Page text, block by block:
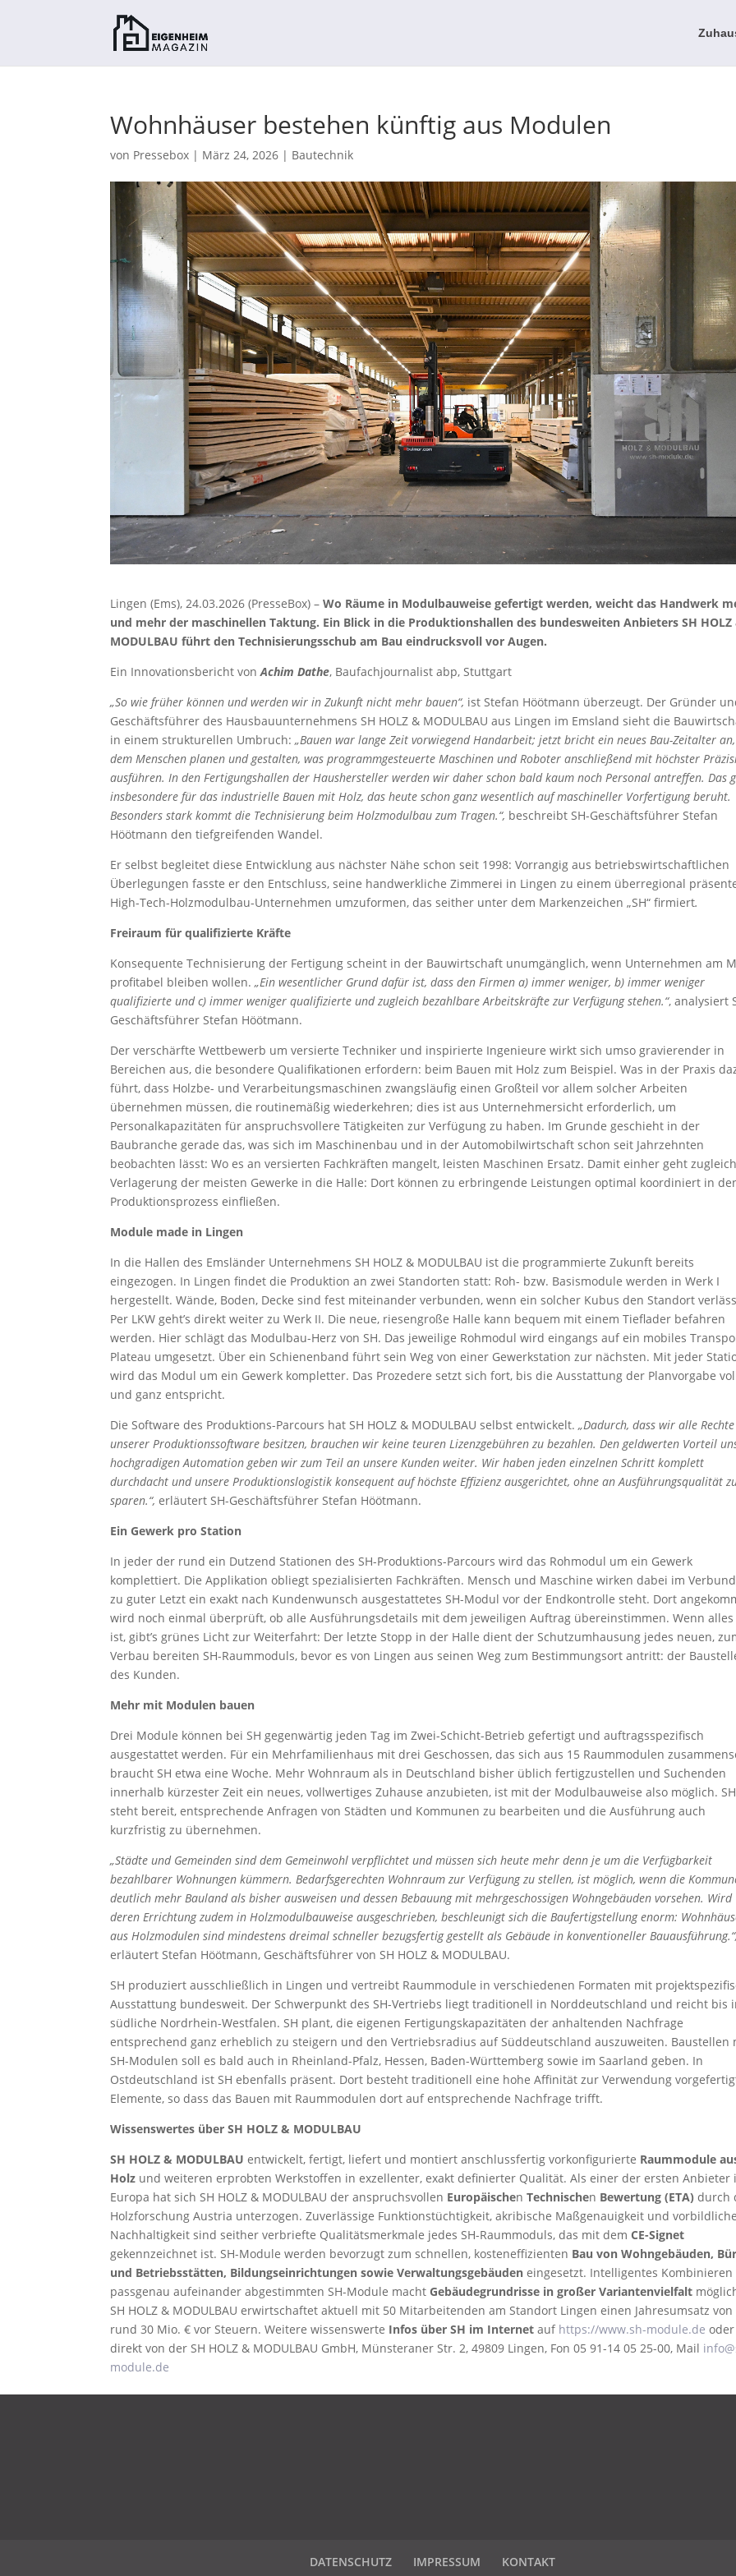
Wohnhäuser bestehen künftig aus Modulen
von Pressebox | März 24, 2026 | Bautechnik
Lingen (Ems), 24.03.2026 (PresseBox) –Wo Räume in Modulbauweise gefertigt werden, weicht das Handwerk
und mehr der maschinellen Taktung. Ein Blick in die Produktionshallen des bundesweiten Anbieters SH HOLZ
MODULBAU führt den Technisierungsschub am Bau eindrucksvoll vor Augen.
Ein Innovationsbericht von Achim Dathe, Baufachjournalist abp, Stuttgart
„So wie früher können und werden wir in Zukunft nicht mehr bauen“, ist Stefan Höötmann überzeugt. Der Gründer
Geschäftsführer des Hausbauunternehmens SH HOLZ & MODULBAU aus Lingen im Emsland sieht die
in einem strukturellen Umbruch:„Bauen war lange Zeit vorwiegend Handarbeit; jetzt bricht ein neues Bau-Zeitalter
dem Menschen planen und gestalten, was programmgesteuerte Maschinen und Roboter anschließend mit höchster
ausführen. In den Fertigungshallen der Haushersteller werden wir daher schon bald kaum noch Personal antreffen. Das
insbesondere für das industrielle Bauen mit Holz, das heute schon ganz wesentlich auf maschineller Vorfertigung beruht.
Besonders stark kommt die Technisierung beim Holzmodulbau zum Tragen.“, beschreibt SH-Geschäftsführer Stefan
Höötmann den tiefgreifenden Wandel.
Er selbst begleitet diese Entwicklung aus nächster Nähe schon seit 1998: Vorrangig aus betriebswirtschaftlichen
Überlegungen fasste er den Entschluss, seine handwerkliche Zimmerei in Lingen zu einem überregional
High-Tech-Holzmodulbau-Unternehmen umzuformen, das seither unter dem Markenzeichen „SH“ firmiert.
Freiraum für qualifizierte Kräfte
Konsequente Technisierung der Fertigung scheint in der Bauwirtschaft unumgänglich, wenn Unternehmen am
profitabel bleiben wollen.„Ein wesentlicher Grund dafür ist, dass den Firmen a) immer weniger, b) immer weniger
qualifizierte und c) immer weniger qualifizierte und zugleich bezahlbare Arbeitskräfte zur Verfügung stehen.“, analysiert
Geschäftsführer Stefan Höötmann.
Der verschärfte Wettbewerb um versierte Techniker und inspirierte Ingenieure wirkt sich umso gravierender in
Bereichen aus, die besondere Qualifikationen erfordern: beim Bauen mit Holz zum Beispiel. Was in der Praxis
führt, dass Holzbe- und Verarbeitungsmaschinen zwangsläufig einen Großteil vor allem solcher Arbeiten
übernehmen müssen, die routinemäßig wiederkehren; dies ist aus Unternehmersicht erforderlich, um
Personalkapazitäten für anspruchsvollere Tätigkeiten zur Verfügung zu haben. Im Grunde geschieht in der
Baubranche gerade das, was sich im Maschinenbau und in der Automobilwirtschaft schon seit Jahrzehnten
beobachten lässt: Wo es an versierten Fachkräften mangelt, leisten Maschinen Ersatz. Damit einher geht
Verlagerung der meisten Gewerke in die Halle: Dort können zu erbringende Leistungen optimal koordiniert in
Produktionsprozess einfließen.
Module made in Lingen
In die Hallen des Emsländer Unternehmens SH HOLZ & MODULBAU ist die programmierte Zukunft bereits
eingezogen. In Lingen findet die Produktion an zwei Standorten statt: Roh- bzw. Basismodule werden in Werk I
hergestellt. Wände, Boden, Decke sind fest miteinander verbunden, wenn ein solcher Kubus den Standort
Per LKW geht’s direkt weiter zu Werk II. Die neue, riesengroße Halle kann bequem mit einem Tieflader befahren
werden. Hier schlägt das Modulbau-Herz von SH. Das jeweilige Rohmodul wird eingangs auf ein mobiles
Plateau umgesetzt. Über ein Schienenband führt sein Weg von einer Gewerkstation zur nächsten. Mit jeder
wird das Modul um ein Gewerk kompletter. Das Prozedere setzt sich fort, bis die Ausstattung der Planvorgabe
und ganz entspricht.
Die Software des Produktions-Parcours hat SH HOLZ & MODULBAU selbst entwickelt.„Dadurch, dass wir alle
unserer Produktionssoftware besitzen, brauchen wir keine teuren Lizenzgebühren zu bezahlen. Den geldwerten Vorteil
hochgradigen Automation geben wir zum Teil an unsere Kunden weiter. Wir haben jeden einzelnen Schritt komplett
durchdacht und unsere Produktionslogistik konsequent auf höchste Effizienz ausgerichtet, ohne an Ausführungsqualität
sparen.“,erläutert SH-Geschäftsführer Stefan Höötmann.
Ein Gewerk pro Station
In jeder der rund ein Dutzend Stationen des SH-Produktions-Parcours wird das Rohmodul um ein Gewerk
komplettiert. Die Applikation obliegt spezialisierten Fachkräften. Mensch und Maschine wirken dabei im
zu guter Letzt ein exakt nach Kundenwunsch ausgestattetes SH-Modul vor der Endkontrolle steht. Dort
wird noch einmal überprüft, ob alle Ausführungsdetails mit dem jeweiligen Auftrag übereinstimmen. Wenn alles
ist, gibt’s grünes Licht zur Weiterfahrt: Der letzte Stopp in der Halle dient der Schutzumhausung jedes neuen,
Verbau bereiten SH-Raummoduls, bevor es von Lingen aus seinen Weg zum Bestimmungsort antritt: der
des Kunden.
Mehr mit Modulen bauen
Drei Module können bei SH gegenwärtig jeden Tag im Zwei-Schicht-Betrieb gefertigt und auftragsspezifisch
ausgestattet werden. Für ein Mehrfamilienhaus mit drei Geschossen, das sich aus 15 Raummodulen
braucht SH etwa eine Woche. Mehr Wohnraum als in Deutschland bisher üblich fertigzustellen und Suchenden
innerhalb kürzester Zeit ein neues, vollwertiges Zuhause anzubieten, ist mit der Modulbauweise also möglich. SH
steht bereit, entsprechende Anfragen von Städten und Kommunen zu bearbeiten und die Ausführung auch
kurzfristig zu übernehmen.
„Städte und Gemeinden sind dem Gemeinwohl verpflichtet und müssen sich heute mehr denn je um die Verfügbarkeit
bezahlbarer Wohnungen kümmern. Bedarfsgerechten Wohnraum zur Verfügung zu stellen, ist möglich, wenn die
deutlich mehr Bauland als bisher ausweisen und dessen Bebauung mit mehrgeschossigen Wohngebäuden vorsehen. Wird
deren Errichtung zudem in Holzmodulbauweise ausgeschrieben, beschleunigt sich die Baufertigstellung enorm:
aus Holzmodulen sind mindestens dreimal schneller bezugsfertig gestellt als Gebäude in konventioneller Bauausführung.“,
erläutert Stefan Höötmann, Geschäftsführer von SH HOLZ & MODULBAU.
SH produziert ausschließlich in Lingen und vertreibt Raummodule in verschiedenen Formaten mit
Ausstattung bundesweit. Der Schwerpunkt des SH-Vertriebs liegt traditionell in Norddeutschland und reicht bis
südliche Nordrhein-Westfalen. SH plant, die eigenen Fertigungskapazitäten der anhaltenden Nachfrage
entsprechend ganz erheblich zu steigern und den Vertriebsradius auf Süddeutschland auszuweiten. Baustellen
SH-Modulen soll es bald auch in Rheinland-Pfalz, Hessen, Baden-Württemberg sowie im Saarland geben. In
Ostdeutschland ist SH ebenfalls präsent. Dort besteht traditionell eine hohe Affinität zur Verwendung
Elemente, so dass das Bauen mit Raummodulen dort auf entsprechende Nachfrage trifft.
Wissenswertes über SH HOLZ & MODULBAU
SH HOLZ & MODULBAU entwickelt, fertigt, liefert und montiert anschlussfertig vorkonfigurierte Raummodule
Holz und weiteren erprobten Werkstoffen in exzellenter, exakt definierter Qualität. Als einer der ersten Anbieter
Europa hat sich SH HOLZ & MODULBAU der anspruchsvollen EuropäischenTechnischen Bewertung (ETA) durch
Holzforschung Austria unterzogen. Zuverlässige Funktionstüchtigkeit, akribische Maßgenauigkeit und vorbildliche
Nachhaltigkeit sind seither verbriefte Qualitätsmerkmale jedes SH-Raummoduls, das mit demCE-Signet
gekennzeichnet ist. SH-Module werden bevorzugt zum schnellen, kosteneffizienten Bau von Wohngebäuden,
und Betriebsstätten, Bildungseinrichtungen sowie Verwaltungsgebäuden eingesetzt. Intelligentes Kombinieren
passgenau aufeinander abgestimmten SH-Module machtGebäudegrundrisse in großer Variantenvielfalt
SH HOLZ & MODULBAU erwirtschaftet aktuell mit 50 Mitarbeitenden am Standort Lingen einen Jahresumsatz von
rund 30 Mio. € vor Steuern. Weitere wissenswerte Infos über SH im Internet auf https://www.sh-module.de oder
direkt von der SH HOLZ & MODULBAU GmbH, Münsteraner Str. 2, 49809 Lingen, Fon 05 91-14 05 25-00, Mail
module.de
DATENSCHUTZ IMPRESSUM KONTAKT